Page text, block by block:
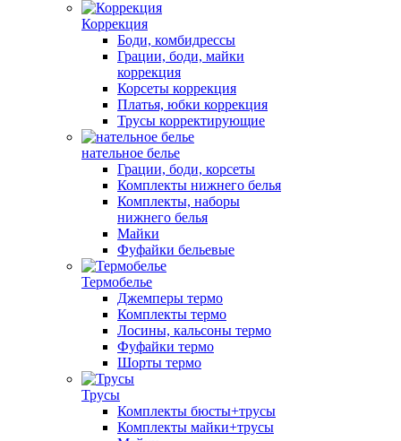
Коррекция
Боди, комбидрессы
Грации, боди, майки
коррекция
Корсеты коррекция
Платья, юбки коррекция
Трусы корректирующие
нательное белье
Грации, боди, корсеты
Комплекты нижнего белья
Комплекты, наборы
нижнего белья
Майки
Фуфайки бельевые
Термобелье
Джемперы термо
Комплекты термо
Лосины, кальсоны термо
Фуфайки термо
Шорты термо
Трусы
Комплекты бюсты+трусы
Комплекты майки+трусы